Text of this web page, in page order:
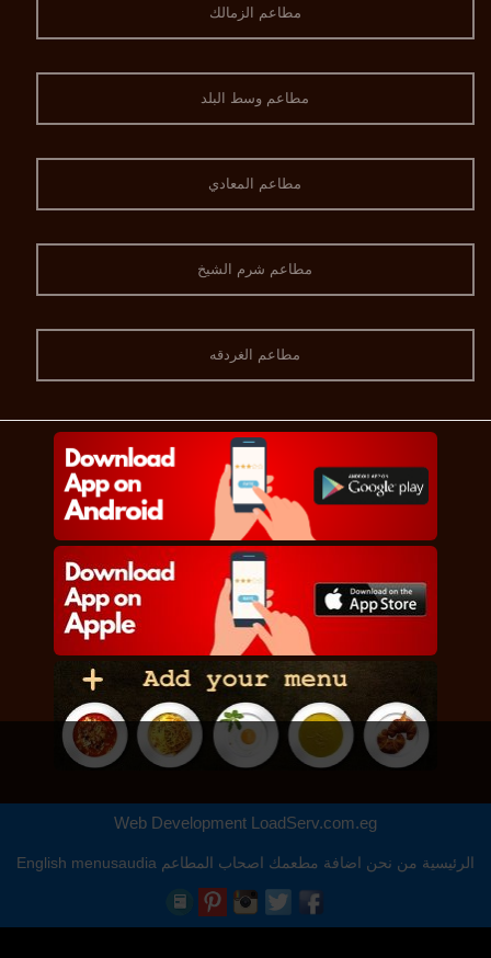
مطاعم الزمالك
مطاعم وسط البلد
مطاعم المعادي
مطاعم شرم الشيخ
مطاعم الغردقه
Web Development LoadServ.com.eg
الرئيسية من نحن اضافة مطعمك اصحاب المطاعم menusaudia
English